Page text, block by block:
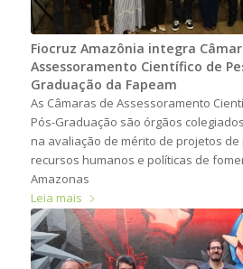
Fiocruz Amazônia integra
Assessoramento Científico de
Graduação da Fapeam
As Câmaras de Assessoramento
Pós-Graduação são órgãos
na avaliação de mérito de projetos
recursos humanos e políticas de
Amazonas
Leia mais